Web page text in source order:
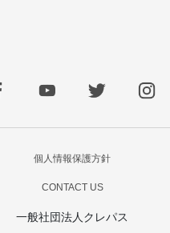
個人情報保護方針
CONTACT US
一般社団法人クレパス